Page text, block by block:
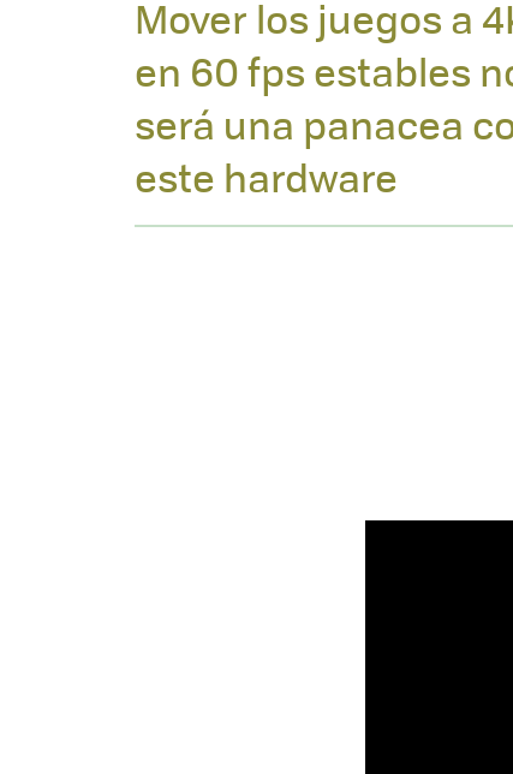
Mover los juegos a
en 60 fps estables
será una panacea
este hardware